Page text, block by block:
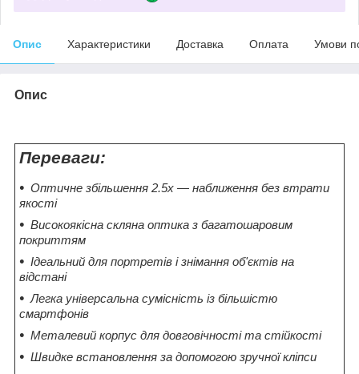
Опис Характеристики Доставка Оплата Умови
Опис
Переваги:
Оптичне збільшення 2.5x — наближення без втрати
якості
Високоякісна скляна оптика з багатошаровим
покриттям
Ідеальний для портретів і знімання об'єктів на
відстані
Легка універсальна сумісність із більшістю
смартфонів
Металевий корпус для довговічності та стійкості
Швидке встановлення за допомогою зручної кліпси